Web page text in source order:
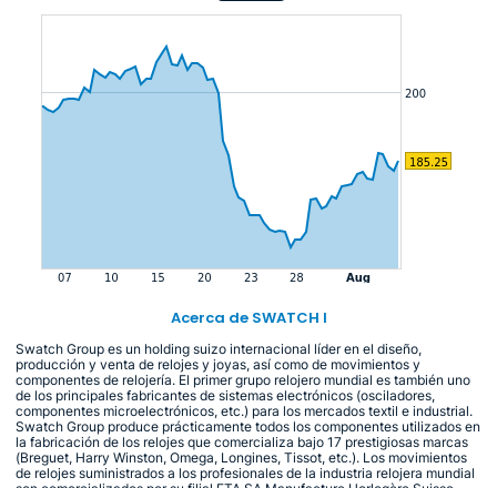
Acerca de SWATCH I
Swatch Group es un holding suizo internacional líder en el diseño,
producción y venta de relojes y joyas, así como de movimientos y
componentes de relojería. El primer grupo relojero mundial es también uno
de los principales fabricantes de sistemas electrónicos (osciladores,
componentes microelectrónicos, etc.) para los mercados textil e industrial.
Swatch Group produce prácticamente todos los componentes utilizados en
la fabricación de los relojes que comercializa bajo 17 prestigiosas marcas
(Breguet, Harry Winston, Omega, Longines, Tissot, etc.). Los movimientos
de relojes suministrados a los profesionales de la industria relojera mundial